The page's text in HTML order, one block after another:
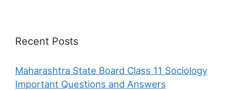
Recent Posts
Maharashtra State Board Class 11 Sociology
Important Questions and Answers